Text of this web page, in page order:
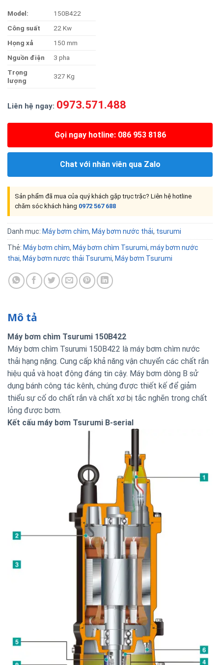
Model:
150B422
Công suất
22 Kw
Họng xả
150 mm
Nguồn điện
3 pha
Trọng
lượng
327 Kg
Liên hệ ngay: 0973.571.488
Gọi ngay hotline: 086 953 8186
Chat với nhân viên qua Zalo
Sản phẩm đã mua của quý khách gặp trục trặc? Liên hệ hotline
chăm sóc khách hàng 0972 567 688
Danh mục: Máy bơm chìm, Máy bơm nước thải, tsurumi
Thẻ: Máy bơm chìm, Máy bơm chìm Tsurumi, máy bơm nước
thai, Máy bơm nươc thải Tsurumi, Máy bơm Tsurumi
Mô tả
Máy bơm chìm Tsurumi 150B422
Máy bơm chìm Tsurumi 150B422 là máy bơm chìm nước
thải hạng nặng. Cung cấp khả năng vận chuyển các chất rắn
hiệu quả và hoạt động đáng tin cậy. Máy bơm dòng B sử
dụng bánh công tác kênh, chúng được thiết kế để giảm
thiểu sự cố do chất rắn và chất xơ bị tắc nghẽn trong chất
lỏng được bơm.
Kết cấu máy bơm Tsurumi B-serial